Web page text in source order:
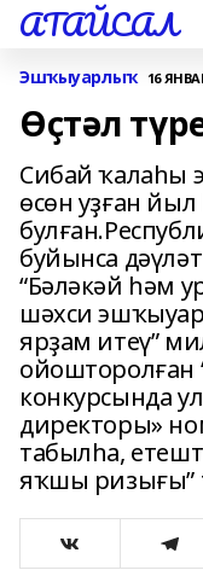
АТАЙСАЛ
Эшҡыуарлыҡ 16
Өҫтәл
Сибай ҡалаһы
өсөн уҙған
буйынса
“Бәләкәй һәм
шәхси
ярҙам итеү”
ойошторолған
конкурсында
директоры»
табылһа,
яҡшы ризығы”